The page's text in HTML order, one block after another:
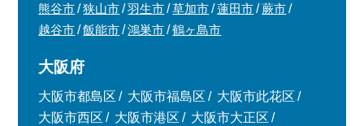
熊谷市
狭山市 羽生市 草加市 蓮田市
蕨市
越谷市
飯能市 鴻巣市 鶴ヶ島市
大阪府
大阪市都島区 大阪市福島区
大阪市此花区
大阪市西区
大阪市港区
大阪市大正区